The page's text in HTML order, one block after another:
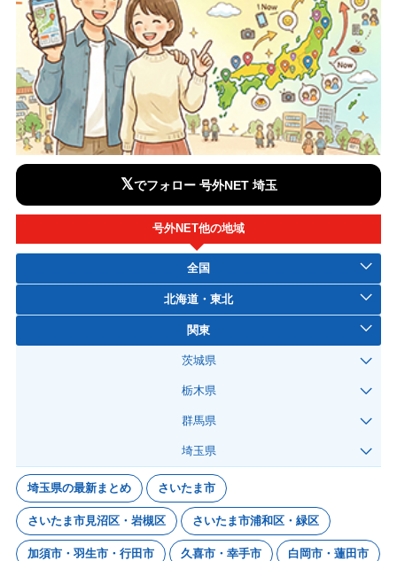
𝕏でフォロー 号外NET 埼玉
号外NET他の地域
全国
北海道・東北
関東
茨城県
栃木県
群馬県
埼玉県
埼玉県の最新まとめ さいたま市
さいたま市見沼区・岩槻区 さいたま市浦和区・緑区
加須市・羽生市・行田市 久喜市・幸手市 白岡市・蓮田市